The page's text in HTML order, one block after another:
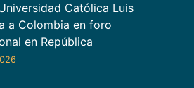
Católica Luis
a Colombia en foro
en República